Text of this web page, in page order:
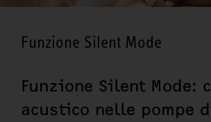
Funzione Silent Mode
Funzione Silent Mode:
acustico nelle pompe